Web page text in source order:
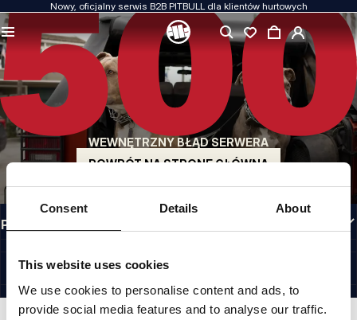
Consent Details About
This website uses cookies
We use cookies to personalise content and ads, to
provide social media features and to analyse our traffic.
Nowy, oficjalny serwis B2B PITBULL dla klientów hurtowych
WEWNĘTRZNY BŁĄD SERWERA
POWRÓT NA STRONĘ GŁÓWNĄ
JAKOŚĆ TO DLA NAS PRIORYTET
Naszą odzież produkujemy z pasją. Nie idziemy na kompromis w kwestiach
wytrzymałości, długowieczności materiałów i dbałości o detal.
US ORIGIN
Nasze korzenie sięgają San Diego z początku lat 90-tych XX wieku. Nasz styl jest
surowy, autentyczny i bezkompromisowy.
MARKA Z CHARAKTEREM
Nasze kolekcje wybierają sportowcy, fighterzy i uparci indywidualiści.
INFORMACJE
PRZYDATNE LINKI
©1997 - 2026 PITBULL SP. Z O.O. ALL RIGHTS RESERVED.
SITE CREDITS
IDŹ DO GÓRY